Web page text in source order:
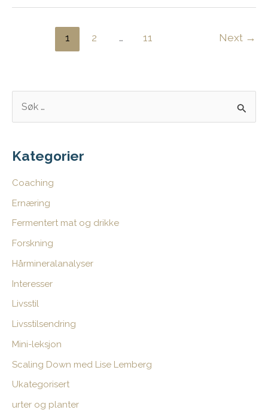
1 2 … 11 Next →
e
t
e
r
:
Kategorier
Coaching
Ernæring
Fermentert mat og drikke
Forskning
Hårmineralanalyser
Interesser
Livsstil
Livsstilsendring
Mini-leksjon
Scaling Down med Lise Lemberg
Ukategorisert
urter og planter